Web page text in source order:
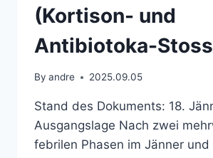
(Kortison- und
Antibiotoka-
By andre 2025.09.05
Stand des Dokuments: 18.
Ausgangslage Nach zwei
febrilen Phasen im Jänner und